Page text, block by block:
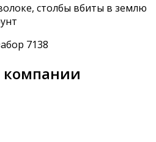
столбы вбиты в землю
7138